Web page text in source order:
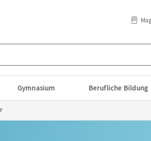
Gymnasium Berufliche Bildung